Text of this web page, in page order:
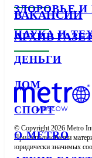
ЗДОРОВЬЕ
НАУКА И
ДЕНЬГИ
ДОМ
СПОРТ
О METRO
ВАКАНСИИ
АРХИВ
© Copyright 2026 Metro
При использовании
юридически значимых